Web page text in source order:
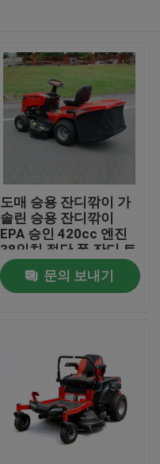
도매 승용 잔디깎이 가
솔린 승용 잔디깎이
EPA 승인 420cc 엔진
38인치 절단 폭 잔디 트
랙터 OEM 지원
문의 보내기